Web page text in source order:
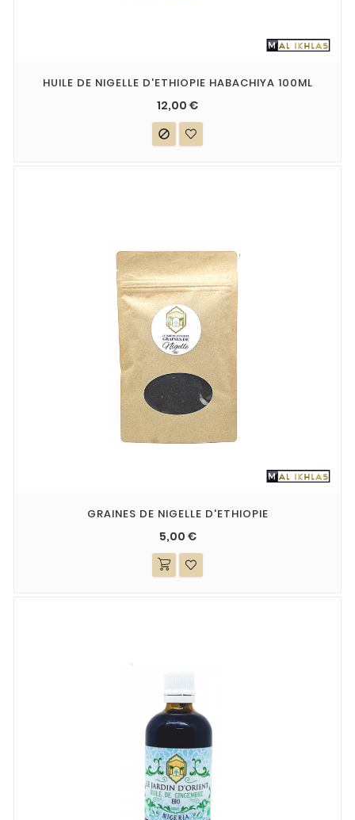
HUILE DE NIGELLE D'ETHIOPIE HABACHIYA 100ML
12,00 €

GRAINES DE NIGELLE D'ETHIOPIE
5,00 €